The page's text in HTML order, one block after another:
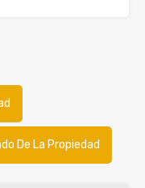
De La Propiedad